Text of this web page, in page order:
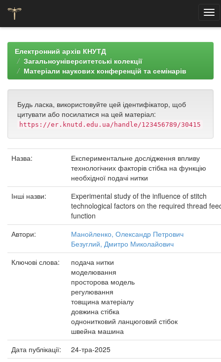
navigationЕлектронний архів КНУТД
Загальноуніверситетські колекції
Матеріали наукових конференцій та семінарів
Будь ласка, використовуйте цей ідентифікатор, щоб
цитувати або посилатися на цей матеріал:
https://er.knutd.edu.ua/handle/123456789/30415
Назва:
Експериментальне дослідження впливу
технологічних факторів стібка на функцію
необхідної подачі нитки
Інші назви:
Еxperimental study of the influence of stitch
technological factors on the required thread
function
Автори:
Манойленко, Олександр Петрович
Безуглий, Дмитро Миколайович
Ключові слова:
подача нитки
моделювання
просторова модель
регулювання
товщина матеріалу
довжина стібка
однонитковий ланцюговий стібок
швейна машина
Дата публікації:
24-тра-2025